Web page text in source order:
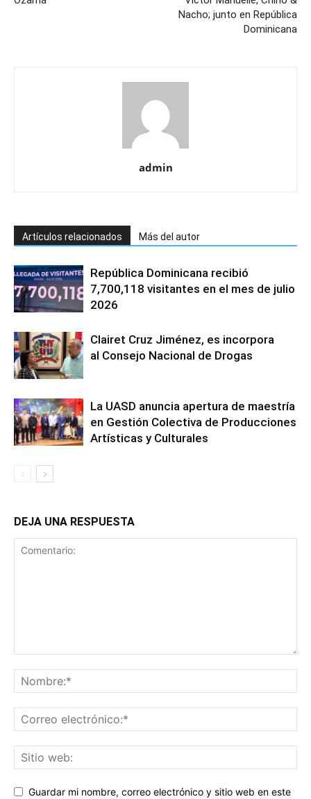
Nacho; junto en República
Dominicana
admin
Artículos relacionados Más del autor
República Dominicana recibió
7,700,118 visitantes en el mes de julio
2026
Clairet Cruz Jiménez, es incorpora
al Consejo Nacional de Drogas
La UASD anuncia apertura de maestría
en Gestión Colectiva de Producciones
Artísticas y Culturales
DEJA UNA RESPUESTA
Guardar mi nombre, correo electrónico y sitio web en este